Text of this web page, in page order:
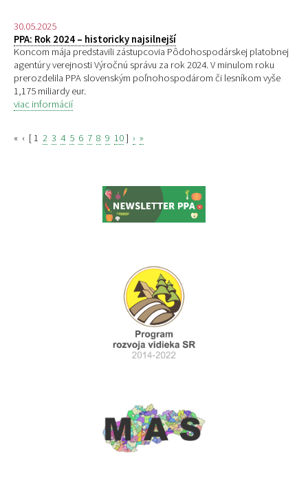
30.05.2025
PPA: Rok 2024 – historicky najsilnejší
Koncom mája predstavili zástupcovia Pôdohospodárskej platobnej
agentúry verejnosti Výročnú správu za rok 2024. V minulom roku
prerozdelila PPA slovenským poľnohospodárom či lesníkom vyše
1,175 miliardy eur.
viac informácií
« ‹ [ 1 2 3 4 5 6 7 8 9 10] › »